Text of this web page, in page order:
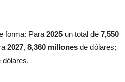
forma: Para 2025 un total de 7,550
2027, 8,360 millones de dólares;
dólares.